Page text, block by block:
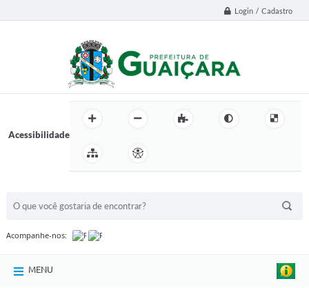
Login / Cadastro
Acessibilidade
Acompanhe-nos:
MENU